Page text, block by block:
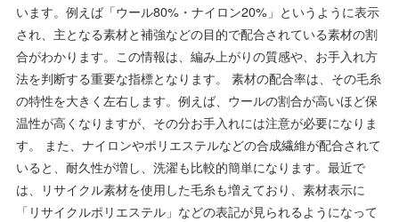
います。例えば「ウール80%・ナイロン20%」というように表示
され、主となる素材と補強などの目的で配合されている素材の割
合がわかります。この情報は、編み上がりの質感や、お手入れ方
法を判断する重要な指標となります。 素材の配合率は、その毛糸
の特性を大きく左右します。例えば、ウールの割合が高いほど保
温性が高くなりますが、その分お手入れには注意が必要になりま
す。 また、ナイロンやポリエステルなどの合成繊維が配合されて
いると、耐久性が増し、洗濯も比較的簡単になります。最近で
は、リサイクル素材を使用した毛糸も増えており、素材表示に
「リサイクルポリエステル」などの表記が見られるようになって